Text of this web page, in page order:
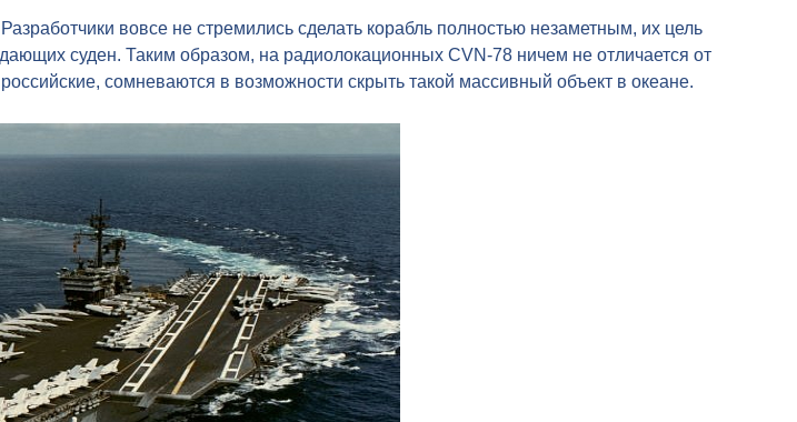
вовсе не стремились сделать корабль полностью незаметным, их цель
суден. Таким образом, на радиолокационных CVN-78 ничем не отличается от
сомневаются в возможности скрыть такой массивный объект в океане.